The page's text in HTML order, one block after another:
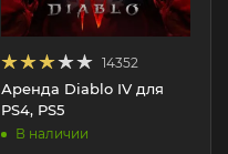
14352
Аренда Diablo IV для
PS4, PS5
В наличии